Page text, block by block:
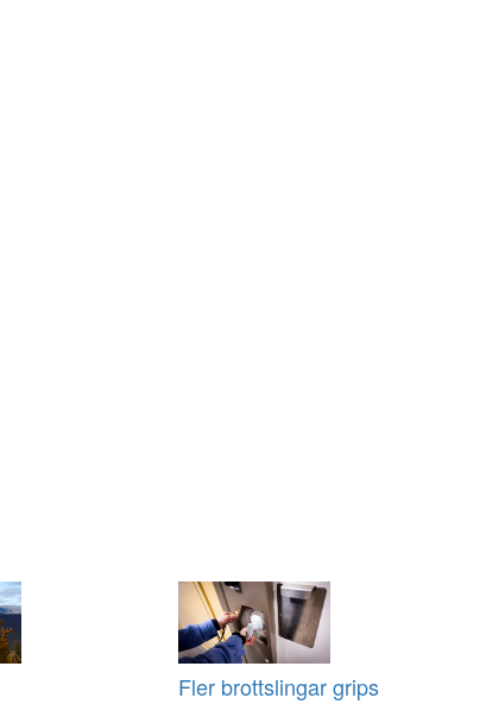
Fler brottslingar grips